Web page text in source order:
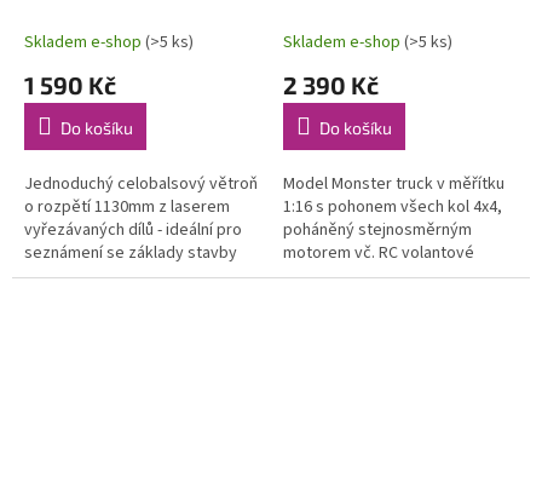
Skladem e-shop (>5 ks)
1 590 Kč
Do košíku
Jednoduchý celobalsový větroň
o rozpětí 1130mm z laserem
vyřezávaných dílů - ideální pro
seznámení se základy stavby
modelů letadel. Konstrukce
Skladem e-shop (>5 ks)
2 390 Kč
Do košíku
Model Monster truck v měřítku
1:16 s pohonem všech kol 4x4,
poháněný stejnosměrným
motorem vč. RC volantové
soupravy 2,4 GHz a pohonného